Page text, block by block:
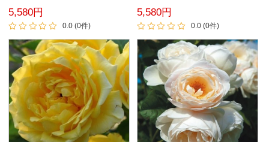
5,580円
0.0 (0件)
5,580円
0.0 (0件)